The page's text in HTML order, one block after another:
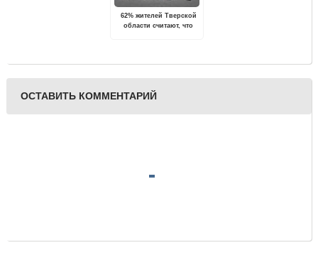
62% жителей Тверской
области считают, что
ОСТАВИТЬ КОММЕНТАРИЙ